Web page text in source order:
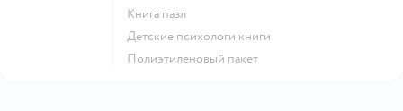
книга пазл
детские психологи книги
полиэтиленовый пакет